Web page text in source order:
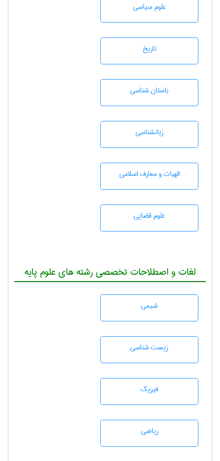
علوم سياسی
تاريخ
باستان شناسی
زبانشناسی
الهیات و معارف اسلامی
علوم قضایی
لغات و اصطلاحات تخصصی رشته های علوم پایه
شيمی
زيست شناسی
فیزیک
رياضی